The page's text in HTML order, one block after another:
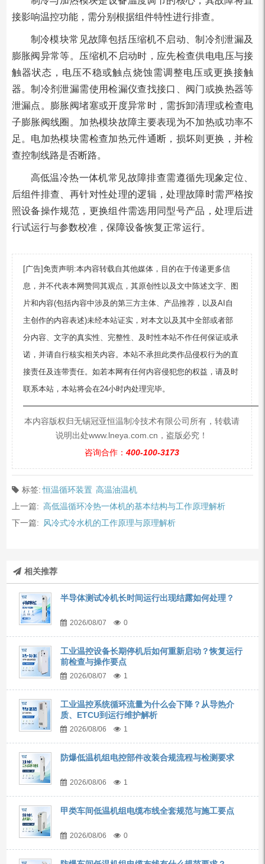
接影响温控功能，需分别根据组件特性进行排查。
制冷模块常见故障包括压缩机不启动、制冷剂泄漏及
膨胀阀异常等。压缩机不启动时，应先检查供电电压与接
触器状态，电压不稳或触点烧蚀需调整电压或更换接触
器。制冷剂泄漏需使用检漏仪查找接口、阀门或换热器等
泄漏点。膨胀阀堵塞或开度异常时，需拆卸清理或检查电
子膨胀阀线圈。加热模块故障主要表现为不加热或功率不
足。电加热模块需检查加热元件通断，损坏则更换，并检
查控制线路是否断路。
高低温冷热一体机常见故障排查需遵循先现象定位、
后组件排查、再针对性处理的逻辑，处理故障时需严格按
照设备操作规范，更换组件需选用同型号产品，处理后进
行试运行与参数校准，保障设备恢复正常运行。
[广告]免责声明:本内容转载自其他媒体，目的在于传递更多信
息，并不代表本网赞同其观点，其原创性以及文中陈述文字、图
片和内容(包括内容中涉及的第三方主体、产品推荐，以及AI自
主创作的内容表述)未经本站证实，对本文以及其中全部或者部
分内容、文字的真实性、完整性、及时性本站不作任何保证或承
诺，并请自行核实相关内容。本站不承担此类作品侵权行为的直
接责任及连带责任。如若本网有任何内容侵犯您的权益，请及时
联系本站，本站将会在24小时内处理完毕。
本内容版权归无锡冠亚恒温制冷技术有限公司所有，转载请
说明出处www.lneya.com.cn，盗版必究！
咨询合作： 400-100-3173
标签: 恒温循环装置 高温油温机
上一篇: 高低温循环冷热一体机的基本结构与工作原理解析
下一篇:
风冷式冷水机的工作原理与原理解析
相关推荐
半导体测试冷机长时间运行出现结露如何处理？
2026/08/07 0
工业温控设备长期停机后如何重新启动？恢复运行
前检查与操作要点
2026/08/07 1
工业温控系统循环流量为什么会下降？从导热介
质、ETCU到运行维护解析
2026/08/06 1
防爆低温机组电控部件改装合规流程与检测要求
2026/08/06 1
甲类车间低温机组电缆布线全套规范与施工要点
2026/08/06 0